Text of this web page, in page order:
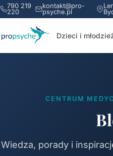
790 219
220
kontakt@pro-
psyche.pl
Dzieci i
CENTRUM
Wiedza, porady i